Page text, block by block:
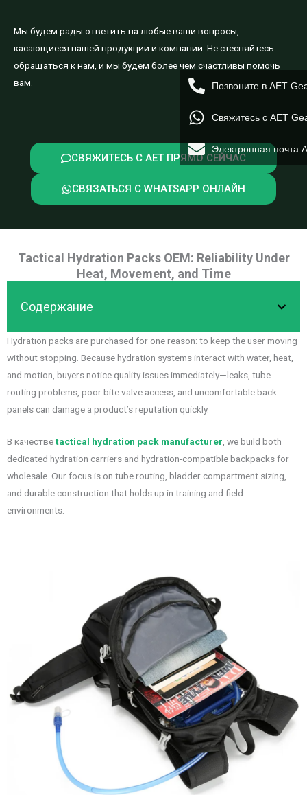
Мы будем рады ответить на любые ваши вопросы,
касающиеся нашей продукции и компании. Не стесняйтесь
обращаться к нам, и мы будем более чем счастливы помочь
вам.
СВЯЖИТЕСЬ С AET ПРЯМО СЕЙЧАС
СВЯЗАТЬСЯ С WHATSAPP ОНЛАЙН
Tactical Hydration Packs OEM: Reliability Under
Heat, Movement, and Time
Содержание
Hydration packs are purchased for one reason: to keep the user moving
without stopping. Because hydration systems interact with water, heat,
and motion, buyers notice quality issues immediately—leaks, tube
routing problems, poor bite valve access, and uncomfortable back
panels can damage a product’s reputation quickly.
В качествеtactical hydration pack manufacturer , we build both
dedicated hydration carriers and hydration-compatible backpacks for
wholesale. Our focus is on tube routing, bladder compartment sizing,
and durable construction that holds up in training and field
environments.
Позвоните в AET
Свяжитесь с AET
Электронная почта